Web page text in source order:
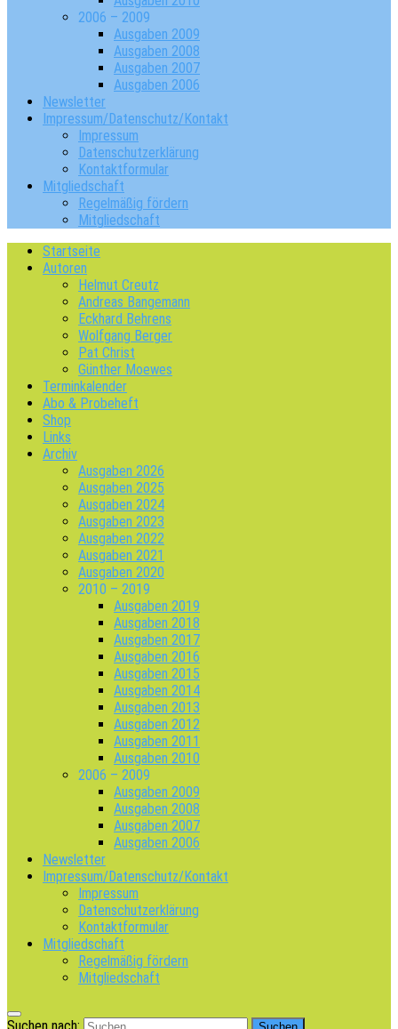
2006 – 2009
Ausgaben 2009
Ausgaben 2008
Ausgaben 2007
Ausgaben 2006
Newsletter
Impressum/Datenschutz/Kontakt
Impressum
Datenschutzerklärung
Kontaktformular
Mitgliedschaft
Regelmäßig fördern
Mitgliedschaft
Startseite
Autoren
Helmut Creutz
Andreas Bangemann
Eckhard Behrens
Wolfgang Berger
Pat Christ
Günther Moewes
Terminkalender
Abo & Probeheft
Shop
Links
Archiv
Ausgaben 2026
Ausgaben 2025
Ausgaben 2024
Ausgaben 2023
Ausgaben 2022
Ausgaben 2021
Ausgaben 2020
2010 – 2019
Ausgaben 2019
Ausgaben 2018
Ausgaben 2017
Ausgaben 2016
Ausgaben 2015
Ausgaben 2014
Ausgaben 2013
Ausgaben 2012
Ausgaben 2011
Ausgaben 2010
2006 – 2009
Ausgaben 2009
Ausgaben 2008
Ausgaben 2007
Ausgaben 2006
Newsletter
Impressum/Datenschutz/Kontakt
Impressum
Datenschutzerklärung
Kontaktformular
Mitgliedschaft
Regelmäßig fördern
Mitgliedschaft